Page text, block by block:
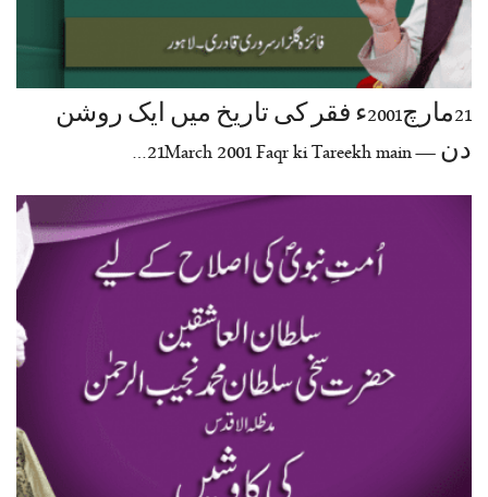
21مارچ2001ء فقر کی تاریخ میں ایک روشن
دن — 21March 2001 Faqr ki Tareekh main…